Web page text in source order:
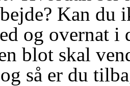
Kan du
og overnat
blot skal
så er du